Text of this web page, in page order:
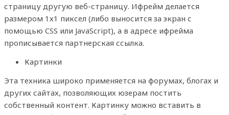
страницу другую веб-страницу. Ифрейм делается
размером 1х1 пиксел (либо выносится за экран с
помощью CSS или JavaScript), а в адресе ифрейма
прописывается партнерская ссылка.
Картинки
Эта техника широко применяется на форумах, блогах и
других сайтах, позволяющих юзерам постить
собственный контент. Картинку можно вставить в